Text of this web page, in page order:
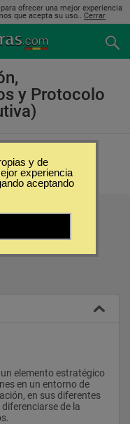
ofrecer una mejor experiencia
que acepta su uso.. Cerrar
y Protocolo
Negocios y
elemento estratégico
en un entorno de
en sus diferentes
de la
y de
experiencia
aceptando